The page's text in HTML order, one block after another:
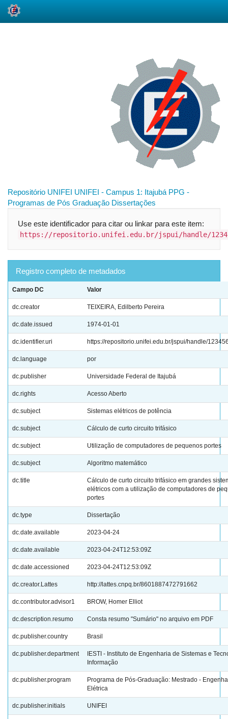
Repositório UNIFEI UNIFEI - Campus 1: Itajubá PPG -
Programas de Pós Graduação Dissertações
Use este identificador para citar ou linkar para este item:
https://repositorio.unifei.edu.br/jspui/handle/
Registro completo de metadados
Campo DC Valor
dc.creator TEIXEIRA, Edilberto Pereira
dc.date.issued 1974-01-01
dc.identifier.uri https://repositorio.unifei.edu.br/jspui/handle/
dc.language por
dc.publisher Universidade Federal de Itajubá
dc.rights Acesso Aberto
dc.subject Sistemas elétricos de potência
dc.subject Cálculo de curto circuito trifásico
dc.subject Utilização de computadores de pequenos portes
dc.subject Algoritmo matemático
dc.title
Cálculo de curto circuito trifásico em grandes
elétricos com a utilização de computadores de
portes
dc.type Dissertação
dc.date.available 2023-04-24
dc.date.available 2023-04-24T12:53:09Z
dc.date.accessioned 2023-04-24T12:53:09Z
dc.creator.Lattes http://lattes.cnpq.br/8601887472791662
dc.contributor.advisor1 BROW, Homer Elliot
dc.description.resumo Consta resumo "Sumário" no arquivo em PDF
dc.publisher.country Brasil
dc.publisher.department
IESTI - Instituto de Engenharia de Sistemas e
Informação
dc.publisher.program
Programa de Pós-Graduação: Mestrado -
Elétrica
dc.publisher.initials UNIFEI